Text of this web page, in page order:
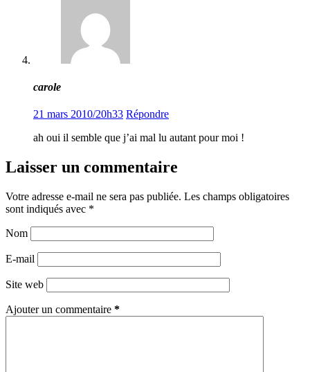
carole
21 mars 2010/20h33 Répondre
ah oui il semble que j’ai mal lu autant pour moi !
Laisser un commentaire
Votre adresse e-mail ne sera pas publiée. Les champs obligatoires
sont indiqués avec *
Nom
E-mail
Site web
Ajouter un commentaire *